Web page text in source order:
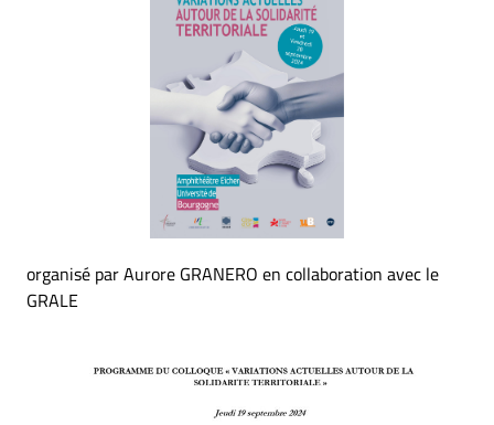
organisé par Aurore GRANERO en collaboration avec le
GRALE